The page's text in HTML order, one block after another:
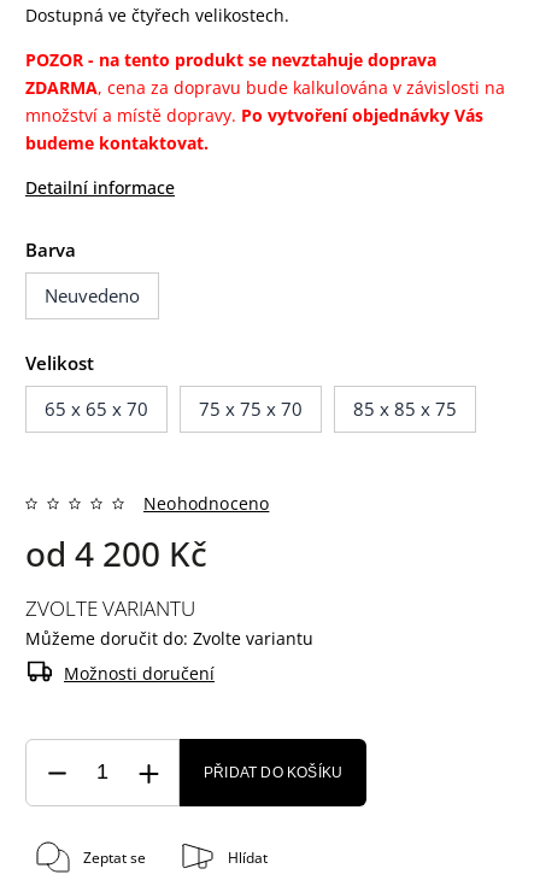
Dostupná ve čtyřech velikostech.
POZOR - na tento produkt se nevztahuje doprava
ZDARMA, cena za dopravu bude kalkulována v závislosti na
množství a místě dopravy. Po vytvoření objednávky Vás
budeme kontaktovat.
Detailní informace
Barva
Neuvedeno
Velikost
65 x 65 x 70
75 x 75 x 70 85 x 85 x 75
Neohodnoceno
od 4 200 Kč
ZVOLTE VARIANTU
Můžeme doručit do: Zvolte variantu
Možnosti doručení
PŘIDAT DO KOŠÍKU
Zeptat se Hlídat